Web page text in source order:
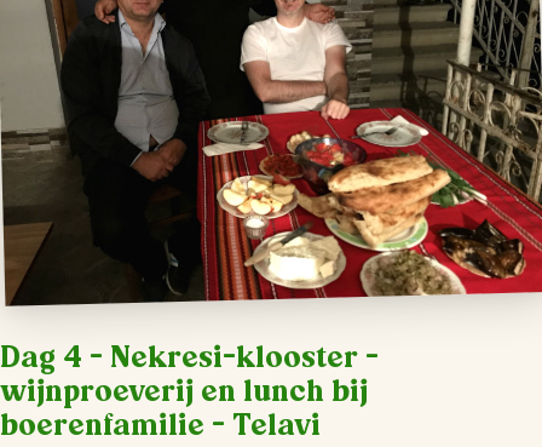
Dag 4 – Nekresi-klooster –
wijnproeverij en lunch bij
boerenfamilie – Telavi